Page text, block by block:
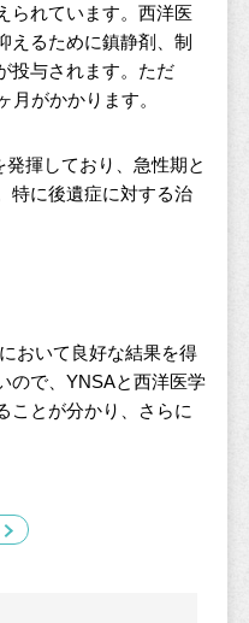
られています。西洋医
えるために鎮静剤、制
投与されます。ただ
月がかかります。
揮しており、急性期と
特に後遺症に対する治
おいて良好な結果を得
ので、YNSAと西洋医学
ことが分かり、さらに